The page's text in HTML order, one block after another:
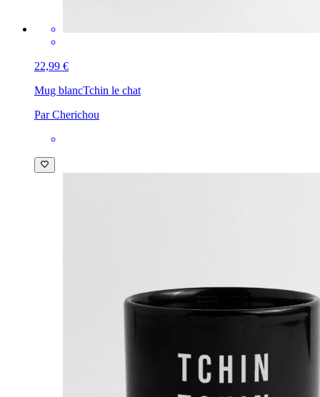
22,99 €
Mug blancTchin le chat
Par Cherichou